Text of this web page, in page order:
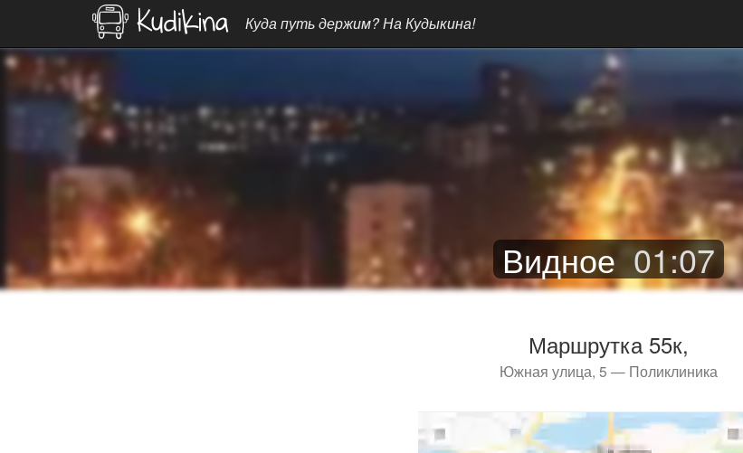
Куда путь держим? На Кудыкина!
Видное 01:07
Маршрутка 55к,
Южная улица, 5 — Поликлиника